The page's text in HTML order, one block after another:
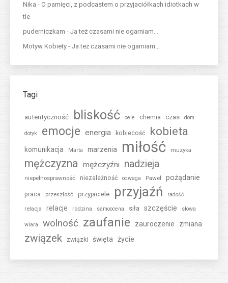
Nika - O pamięci, z podcastem o przyjaciółkach idiotkach w
tle
puderniczkam - Ja też czasami nie ogarniam…
Motyw Kobiety - Ja też czasami nie ogarniam…
Tagi
autentyczność bliskość cele chemia czas dom
dotyk emocje energia kobiecość kobieta
komunikacja Marta marzenia miłość muzyka
mężczyzna mężczyźni nadzieja
niepełnosprawność niezależność odwaga Paweł pożądanie
praca przeszłość przyjaciele przyjaźń radość
relacja relacje rodzina samoocena siła szczęście słowa
wiara wolność zaufanie zauroczenie zmiana
związek związki święta życie